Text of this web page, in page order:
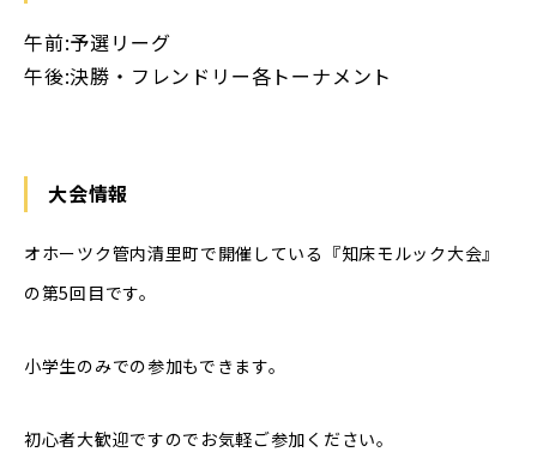
午前:予選リーグ
午後:決勝・フレンドリー各トーナメント
大会情報
オホーツク管内清里町で開催している『知床モルック大会』
の第5回目です。
小学生のみでの参加もできます。
初心者大歓迎ですのでお気軽ご参加ください。